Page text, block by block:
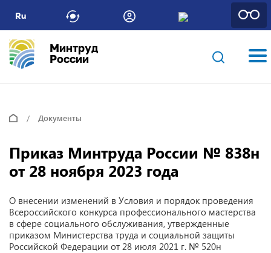
Ru
Минтруд
России
Документы
Приказ Минтруда России № 838н
от 28 ноября 2023 года
О внесении изменений в Условия и порядок проведения
Всероссийского конкурса профессионального мастерства
в сфере социального обслуживания, утвержденные
приказом Министерства труда и социальной защиты
Российской Федерации от 28 июля 2021 г. № 520н